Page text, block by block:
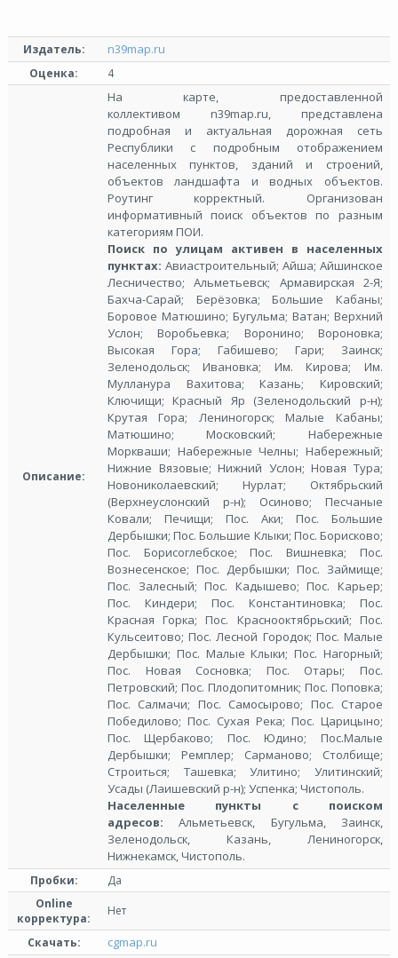
Издатель: n39map.ru
Оценка: 4
Описание:
На карте, предоставленной
коллективом n39map.ru, представлена
подробная и актуальная дорожная сеть
Республики с подробным отображением
населенных пунктов, зданий и строений,
объектов ландшафта и водных объектов.
Роутинг корректный. Организован
информативный поиск объектов по разным
категориям ПОИ.
Поиск по улицам активен в населенных
пунктах: Авиастроительный; Айша; Айшинское
Лесничество; Альметьевск; Армавирская 2-Я;
Бахча-Сарай; Берёзовка; Большие Кабаны;
Боровое Матюшино; Бугульма; Ватан; Верхний
Услон; Воробьевка; Воронино; Вороновка;
Высокая Гора; Габишево; Гари; Заинск;
Зеленодольск; Ивановка; Им. Кирова; Им.
Мулланура Вахитова; Казань; Кировский;
Ключищи; Красный Яр (Зеленодольский р-н);
Крутая Гора; Лениногорск; Малые Кабаны;
Матюшино; Московский; Набережные
Моркваши; Набережные Челны; Набережный;
Нижние Вязовые; Нижний Услон; Новая Тура;
Новониколаевский; Нурлат; Октябрьский
(Верхнеуслонский р-н); Осиново; Песчаные
Ковали; Печищи; Пос. Аки; Пос. Большие
Дербышки; Пос. Большие Клыки; Пос. Борисково;
Пос. Борисоглебское; Пос. Вишневка; Пос.
Вознесенское; Пос. Дербышки; Пос. Займище;
Пос. Залесный; Пос. Кадышево; Пос. Карьер;
Пос. Киндери; Пос. Константиновка; Пос.
Красная Горка; Пос. Краснооктябрьский; Пос.
Кульсеитово; Пос. Лесной Городок; Пос. Малые
Дербышки; Пос. Малые Клыки; Пос. Нагорный;
Пос. Новая Сосновка; Пос. Отары; Пос.
Петровский; Пос. Плодопитомник; Пос. Поповка;
Пос. Салмачи; Пос. Самосырово; Пос. Старое
Победилово; Пос. Сухая Река; Пос. Царицыно;
Пос. Щербаково; Пос. Юдино; Пос.Малые
Дербышки; Ремплер; Сарманово; Столбище;
Строиться; Ташевка; Улитино; Улитинский;
Усады (Лаишевский р-н); Успенка; Чистополь.
Населенные пункты с поиском
адресов: Альметьевск, Бугульма, Заинск,
Зеленодольск, Казань, Лениногорск,
Нижнекамск, Чистополь.
Пробки:
Да
Online
корректура:
Нет
Скачать: cgmap.ru